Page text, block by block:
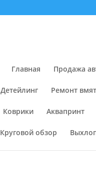
Главная Продажа
Детейлинг Ремонт
Коврики Аквапринт
Круговой обзор